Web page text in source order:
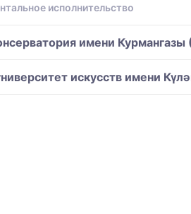
исполнительство
имени
искусств имени